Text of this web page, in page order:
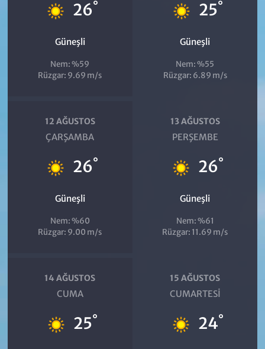
26°
Güneşli
Nem: %59
Rüzgar: 9.69 m/s
25°
Güneşli
Nem: %55
Rüzgar: 6.89 m/s
12 AĞUSTOS
ÇARŞAMBA
26°
Güneşli
Nem: %60
Rüzgar: 9.00 m/s
13 AĞUSTOS
PERŞEMBE
26°
Güneşli
Nem: %61
Rüzgar: 11.69 m/s
14 AĞUSTOS
CUMA
25°
15 AĞUSTOS
CUMARTESI
24°